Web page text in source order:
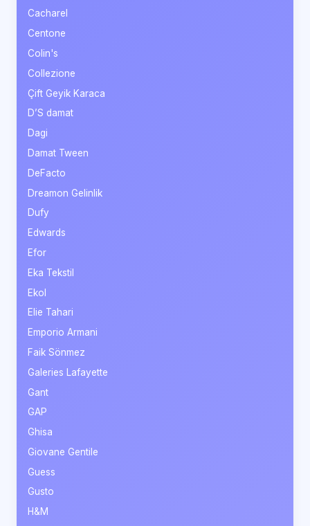
Cacharel
Centone
Colin's
Collezione
Çift Geyik Karaca
D’S damat
Dagi
Damat Tween
DeFacto
Dreamon Gelinlik
Dufy
Edwards
Efor
Eka Tekstil
Ekol
Elie Tahari
Emporio Armani
Faik Sönmez
Galeries Lafayette
Gant
GAP
Ghisa
Giovane Gentile
Guess
Gusto
H&M